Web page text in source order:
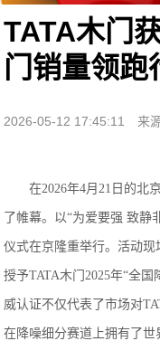
TATA木门
门销量领跑
2026-05-12 17:45:11 来
在2026年4月21日的北
了帷幕。以“为爱要强 致静
仪式在京隆重举行。活动
授予TATA木门2025年“全
威认证不仅代表了市场对
在降噪细分赛道上拥有了世